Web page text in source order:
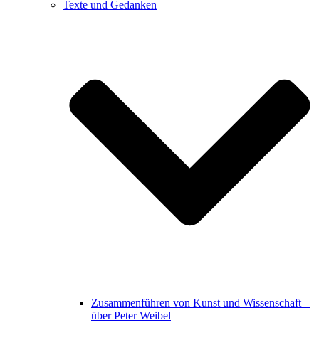
Texte und Gedanken
Zusammenführen von Kunst und Wissenschaft –
über Peter Weibel